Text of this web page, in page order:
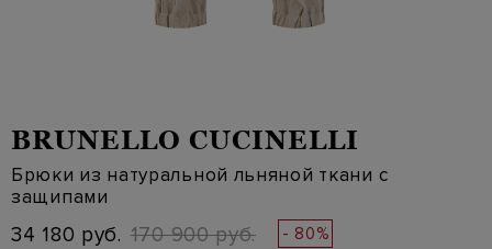
BRUNELLO CUCINELLI
Брюки из натуральной льняной ткани с
защипами
34 180 руб. 170 900 руб. - 80%